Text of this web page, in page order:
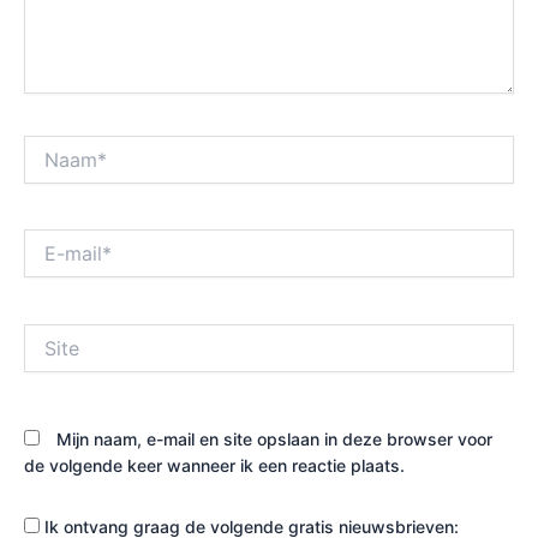
mail*
Mijn naam, e-mail en site opslaan in deze browser voor
de volgende keer wanneer ik een reactie plaats.
Ik ontvang graag de volgende gratis nieuwsbrieven: